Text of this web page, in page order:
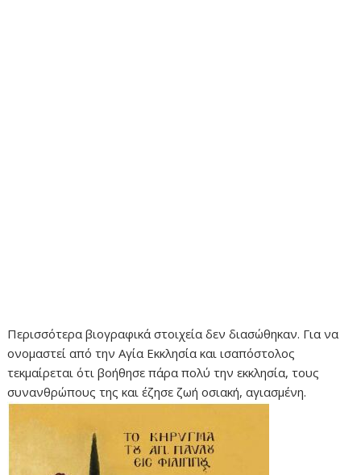
Περισσότερα βιογραφικά στοιχεία δεν διασώθηκαν. Για να
ονομαστεί από την Αγία Εκκλησία και ισαπόστολος
τεκμαίρεται ότι βοήθησε πάρα πολύ την εκκλησία, τους
συνανθρώπους της και έζησε ζωή οσιακή, αγιασμένη.